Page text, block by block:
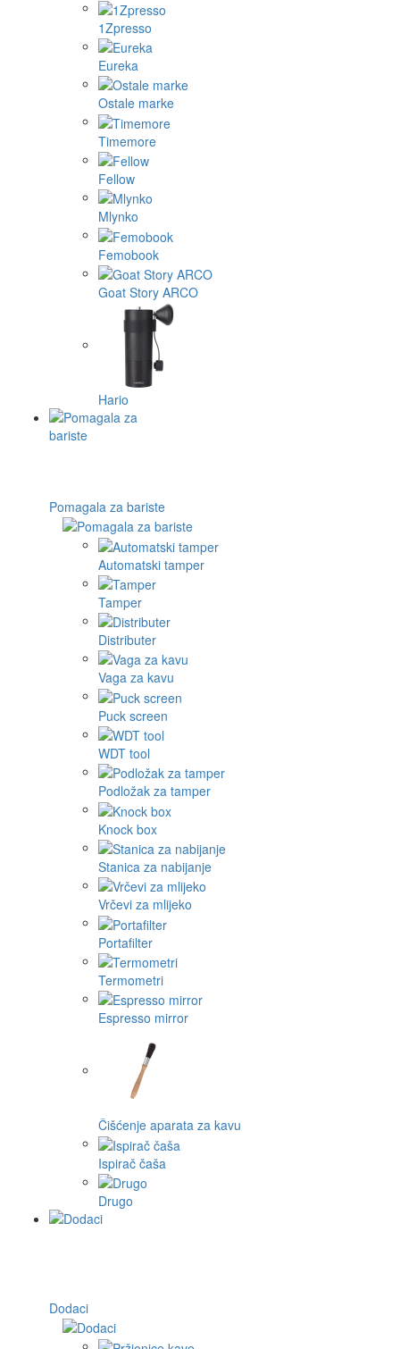
1Zpresso
Eureka
Ostale marke
Timemore
Fellow
Mlynko
Femobook
Goat Story ARCO
Hario
Pomagala za bariste
Automatski tamper
Tamper
Distributer
Vaga za kavu
Puck screen
WDT tool
Podložak za tamper
Knock box
Stanica za nabijanje
Vrčevi za mlijeko
Portafilter
Termometri
Espresso mirror
Čišćenje aparata za kavu
Ispirač čaša
Drugo
Dodaci